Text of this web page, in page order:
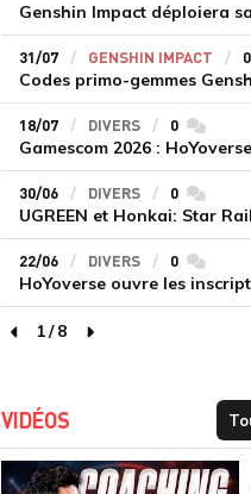
31/07 GENSHIN IMPACT 0
18/07 DIVERS 0
30/06 DIVERS 0
22/06 DIVERS 0
page précédente
1/8
page suivante
VIDÉOS